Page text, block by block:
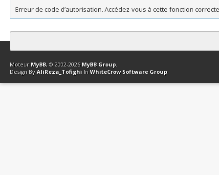
Erreur de code d’autorisation. Accédez-vous à cette fonction
Contact Club Affiliation Retourner en haut Version bas-débit
Moteur MyBB, © 2002-2026 MyBB Group.
Design By AliReza_Tofighi In WhiteCrow Software Group.